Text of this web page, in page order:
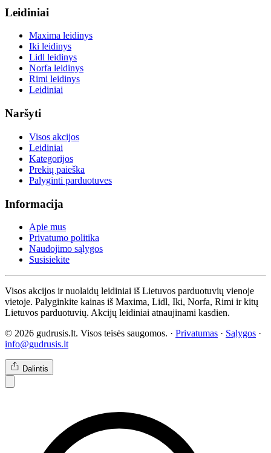
Leidiniai
Maxima leidinys
Iki leidinys
Lidl leidinys
Norfa leidinys
Rimi leidinys
Leidiniai
Naršyti
Visos akcijos
Leidiniai
Kategorijos
Prekių paieška
Palyginti parduotuves
Informacija
Apie mus
Privatumo politika
Naudojimo sąlygos
Susisiekite
Visos akcijos ir nuolaidų leidiniai iš Lietuvos parduotuvių vienoje
vietoje. Palyginkite kainas iš Maxima, Lidl, Iki, Norfa, Rimi ir kitų
Lietuvos parduotuvių. Akcijų leidiniai atnaujinami kasdien.
© 2026 gudrusis.lt. Visos teisės saugomos. · Privatumas · Sąlygos ·
info@gudrusis.lt
Dalintis